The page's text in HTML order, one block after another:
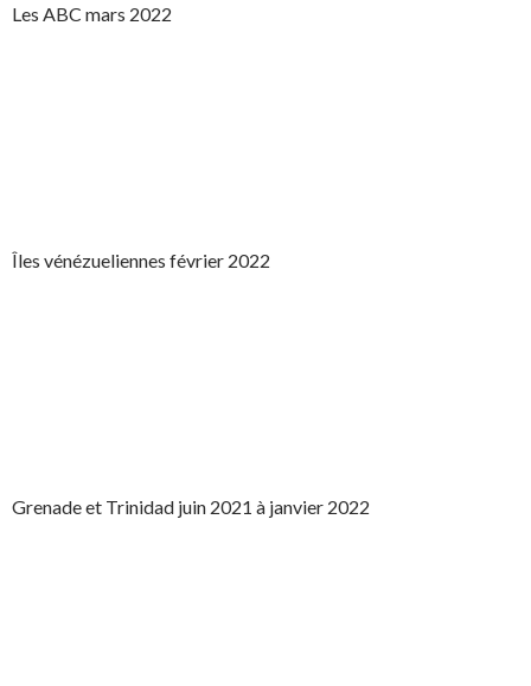
Les ABC mars 2022
Îles vénézueliennes février 2022
Grenade et Trinidad juin 2021 à janvier 2022